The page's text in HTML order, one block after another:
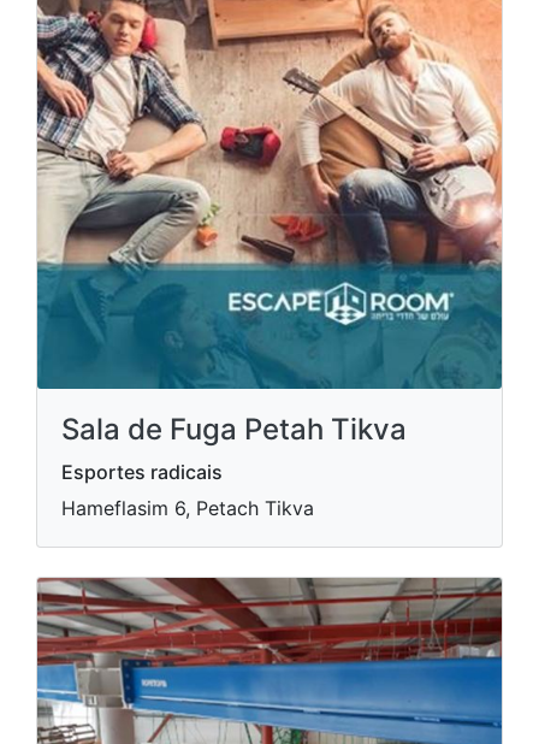
Sala de Fuga Petah Tikva
Esportes radicais
Hameflasim 6, Petach Tikva